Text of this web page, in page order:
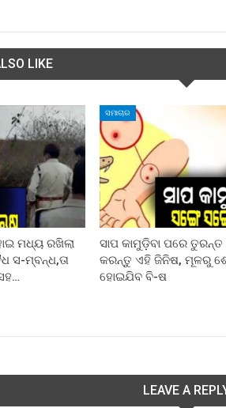
LIKE
ମଧ୍ୟ ରଖିଲା
ସ-ମ୍ବନ୍ଧ,ତା
ସମାଚାର
ସାପ କାମୁଡ଼ିବା ପରେ
କରନ୍ତୁ ଏହି ଜିନିଷ, ମୂଳରୁ
ହୋଇଯିବ ବି-ଷ
LEAVE A